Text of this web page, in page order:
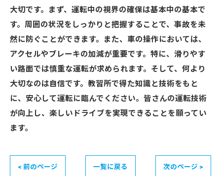
大切です。まず、運転中の視界の確保は基本中の基本で
す。周囲の状況をしっかりと把握することで、事故を未
然に防ぐことができます。また、車の操作においては、
アクセルやブレーキの加減が重要です。特に、滑りやす
い路面では慎重な運転が求められます。そして、何より
大切なのは自信です。教習所で得た知識と技術をもと
に、安心して運転に臨んでください。皆さんの運転技術
が向上し、楽しいドライブを実現できることを願ってい
ます。
< 前のページ 一覧に戻る 次のページ >